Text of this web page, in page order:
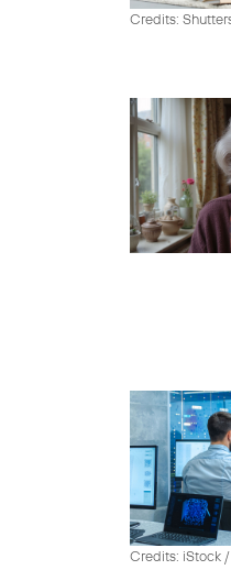
Credits:
Credits: iStock